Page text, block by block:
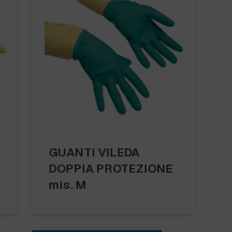
GUANTI VILEDA
DOPPIA PROTEZIONE
mis. M